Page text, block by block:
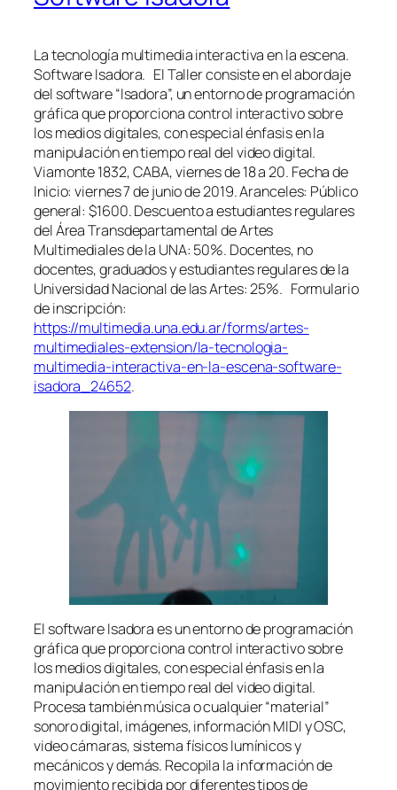
La tecnología multimedia interactiva en la escena.
Software Isadora. El Taller consiste en el abordaje
del software “Isadora”, un entorno de programación
gráfica que proporciona control interactivo sobre
los medios digitales, con especial énfasis en la
manipulación en tiempo real del video digital.
Viamonte 1832, CABA, viernes de 18 a 20. Fecha de
Inicio: viernes 7 de junio de 2019. Aranceles: Público
general: $1600. Descuento a estudiantes regulares
del Área Transdepartamental de Artes
Multimediales de la UNA: 50%. Docentes, no
docentes, graduados y estudiantes regulares de la
Universidad Nacional de las Artes: 25%. Formulario
de inscripción:
https://multimedia.una.edu.ar/forms/artes-
multimediales-extension/la-tecnologia-
multimedia-interactiva-en-la-escena-software-
isadora_24652.
El software Isadora es un entorno de programación
gráfica que proporciona control interactivo sobre
los medios digitales, con especial énfasis en la
manipulación en tiempo real del video digital.
Procesa también música o cualquier “material”
sonoro digital, imágenes, información MIDI y OSC,
video cámaras, sistema físicos lumínicos y
mecánicos y demás. Recopila la información de
movimiento recibida por diferentes tipos de